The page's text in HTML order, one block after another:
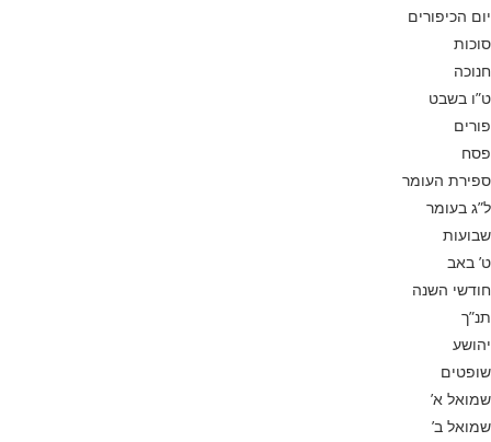
יום הכיפורים
סוכות
חנוכה
ט”ו בשבט
פורים
פסח
ספירת העומר
ל”ג בעומר
שבועות
ט’ באב
חודשי השנה
תנ”ך
יהושע
שופטים
שמואל א’
שמואל ב’